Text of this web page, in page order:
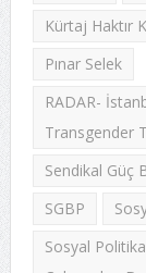
Kürtaj Haktır
Pınar Selek
RADAR-
Transgender
Sendikal Güç
SGBP
Sosyal